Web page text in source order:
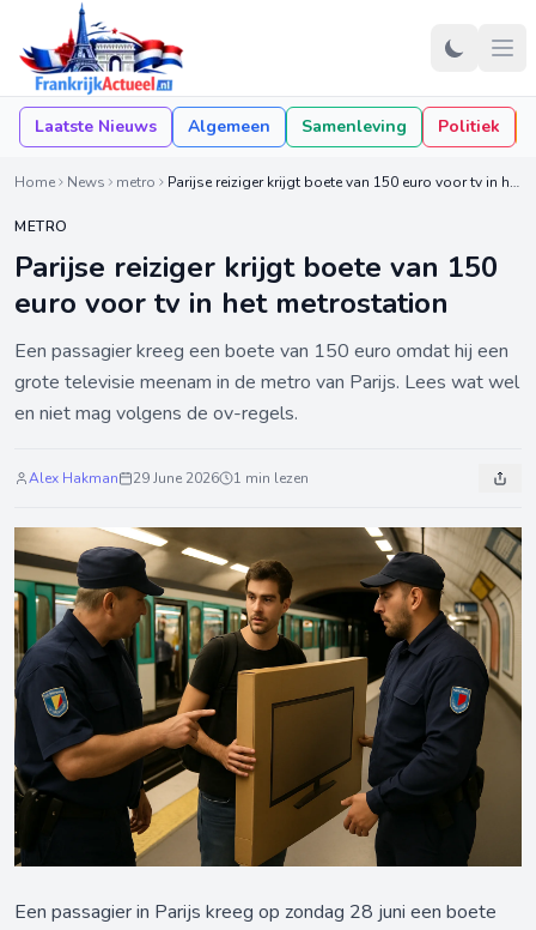
Laatste Nieuws Algemeen Samenleving Politiek
Home News metro Parijse reiziger krijgt boete van 150 euro voor tv in het metrostation
METRO
Parijse reiziger krijgt boete van 150
euro voor tv in het metrostation
Een passagier kreeg een boete van 150 euro omdat hij een
grote televisie meenam in de metro van Parijs. Lees wat wel
en niet mag volgens de ov-regels.
Alex Hakman 29 June 2026 1 min lezen
Een passagier in Parijs kreeg op zondag 28 juni een boete